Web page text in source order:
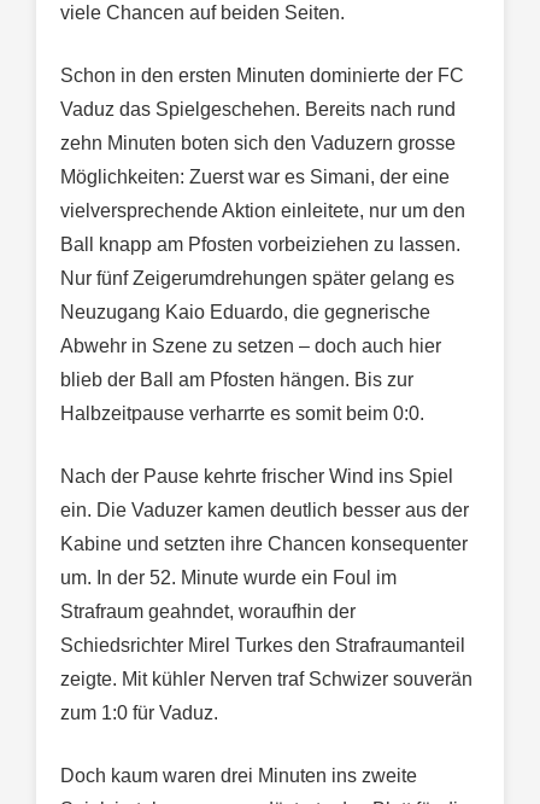
viele Chancen auf beiden Seiten.
Schon in den ersten Minuten dominierte der FC
Vaduz das Spielgeschehen. Bereits nach rund
zehn Minuten boten sich den Vaduzern grosse
Möglichkeiten: Zuerst war es Simani, der eine
vielversprechende Aktion einleitete, nur um den
Ball knapp am Pfosten vorbeiziehen zu lassen.
Nur fünf Zeigerumdrehungen später gelang es
Neuzugang Kaio Eduardo, die gegnerische
Abwehr in Szene zu setzen – doch auch hier
blieb der Ball am Pfosten hängen. Bis zur
Halbzeitpause verharrte es somit beim 0:0.
Nach der Pause kehrte frischer Wind ins Spiel
ein. Die Vaduzer kamen deutlich besser aus der
Kabine und setzten ihre Chancen konsequenter
um. In der 52. Minute wurde ein Foul im
Strafraum geahndet, woraufhin der
Schiedsrichter Mirel Turkes den Strafraumanteil
zeigte. Mit kühler Nerven traf Schwizer souverän
zum 1:0 für Vaduz.
Doch kaum waren drei Minuten ins zweite